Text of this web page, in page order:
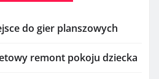
do gier planszowych
remont pokoju dziecka